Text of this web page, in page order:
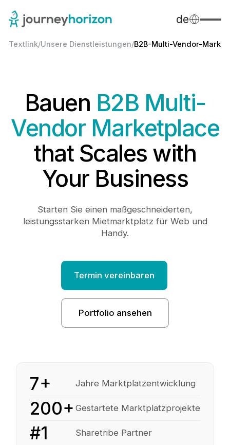
de
Textlink/Unsere Dienstleistungen/B2B-Multi-Vendor-
Bauen B2B Multi-
Vendor Marketplace
that Scales with
Your Business
Starten Sie einen maßgeschneiderten,
leistungsstarken Mietmarktplatz für Web und
Handy.
Termin vereinbaren
Portfolio ansehen
7+ Jahre Marktplatzentwicklung
200+ Gestartete Marktplatzprojekte
#1 Sharetribe Partner